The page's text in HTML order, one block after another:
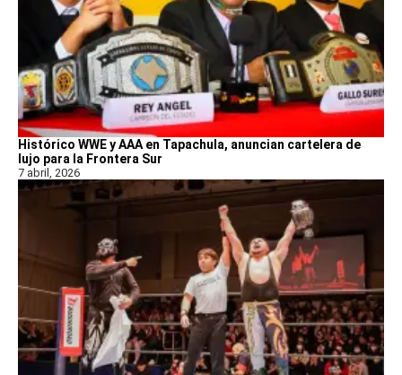
Histórico WWE y AAA en Tapachula, anuncian cartelera de
lujo para la Frontera Sur
7 abril, 2026